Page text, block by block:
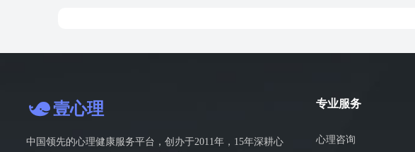
壹心理
中国领先的心理健康服务平台，创办于2011年，15年深耕心
专业服务
心理咨询